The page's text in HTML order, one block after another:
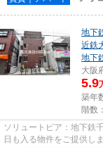
地下
近鉄
地下
大阪
5.9
築年
階数
ソリュートピア：地下鉄
日も入る物件をご提供し